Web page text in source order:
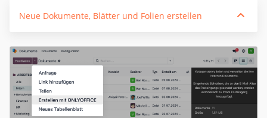
Neue Dokumente, Blätter und Folien erstellen